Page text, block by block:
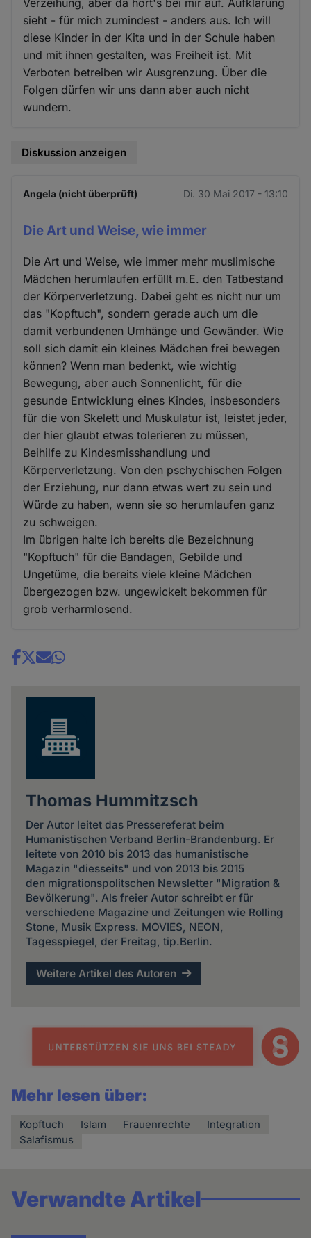
sieht - für mich zumindest - anders aus. Ich will
diese Kinder in der Kita und in der Schule haben
und mit ihnen gestalten, was Freiheit ist. Mit
Verboten betreiben wir Ausgrenzung. Über die
Folgen dürfen wir uns dann aber auch nicht
wundern.
Diskussion anzeigen
Angela (nicht überprüft) Di. 30 Mai 2017 - 13:10
Die Art und Weise, wie immer
Die Art und Weise, wie immer mehr muslimische
Mädchen herumlaufen erfüllt m.E. den Tatbestand
der Körperverletzung. Dabei geht es nicht nur um
das "Kopftuch", sondern gerade auch um die
damit verbundenen Umhänge und Gewänder. Wie
soll sich damit ein kleines Mädchen frei bewegen
können? Wenn man bedenkt, wie wichtig
Bewegung, aber auch Sonnenlicht, für die
gesunde Entwicklung eines Kindes, insbesonders
für die von Skelett und Muskulatur ist, leistet jeder,
der hier glaubt etwas tolerieren zu müssen,
Beihilfe zu Kindesmisshandlung und
Körperverletzung. Von den pschychischen Folgen
der Erziehung, nur dann etwas wert zu sein und
Würde zu haben, wenn sie so herumlaufen ganz
zu schweigen.
Im übrigen halte ich bereits die Bezeichnung
"Kopftuch" für die Bandagen, Gebilde und
Ungetüme, die bereits viele kleine Mädchen
übergezogen bzw. ungewickelt bekommen für
grob verharmlosend.
Share
Thomas Hummitzsch
Der Autor leitet das Pressereferat beim
Humanistischen Verband Berlin-Brandenburg. Er
leitete von 2010 bis 2013 das humanistische
Magazin "diesseits" und von 2013 bis 2015
den migrationspolitschen Newsletter "Migration &
Bevölkerung". Als freier Autor schreibt er für
verschiedene Magazine und Zeitungen wie Rolling
Stone, Musik Express. MOVIES, NEON,
Tagesspiegel, der Freitag, tip.Berlin.
Weitere Artikel des Autoren
Mehr lesen über:
Kopftuch Islam Frauenrechte
Integration
Salafismus
Verwandte Artikel